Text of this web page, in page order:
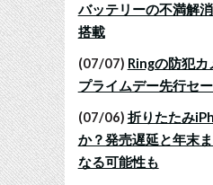
バッテリーの不満解
搭載
(07/07) Ringの防犯
プライムデー先行セ
(07/06) 折りたたみ
か？発売遅延と年末
なる可能性も